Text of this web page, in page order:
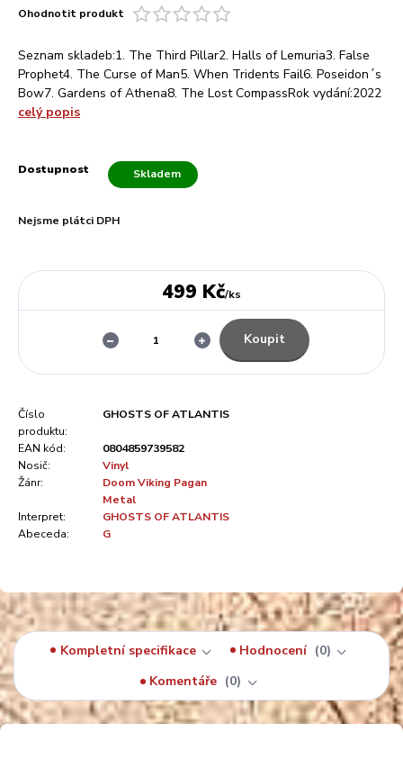
Ohodnotit produkt
Seznam skladeb:1. The Third Pillar2. Halls of Lemuria3. False
Prophet4. The Curse of Man5. When Tridents Fail6. Poseidon´s
Bow7. Gardens of Athena8. The Lost CompassRok vydání:2022
celý popis
Dostupnost Skladem
Nejsme plátci DPH
499 Kč/ks
Koupit
Číslo
produktu:
GHOSTS OF ATLANTIS
EAN kód:
0804859739582
Nosič:
Vinyl
Žánr:
Doom Viking Pagan
Metal
Interpret:
GHOSTS OF ATLANTIS
Abeceda:
G
Kompletní specifikace Hodnocení
0
Komentáře
0